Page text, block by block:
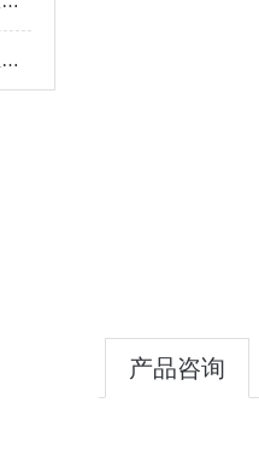
PP真空缓冲罐能够适应多种工业环境的使用要求
产品咨询